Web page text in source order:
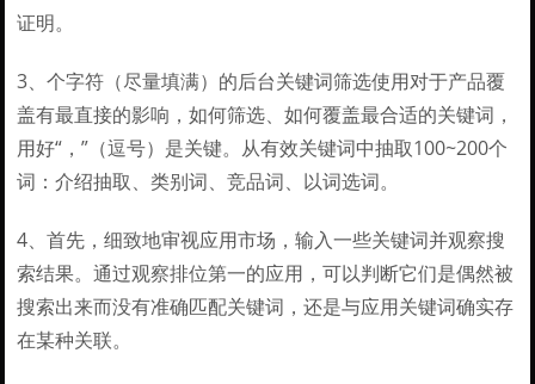
证明。
3、个字符（尽量填满）的后台关键词筛选使用对于产品覆
盖有最直接的影响，如何筛选、如何覆盖最合适的关键词，
用好“，”（逗号）是关键。从有效关键词中抽取100~200个
词：介绍抽取、类别词、竞品词、以词选词。
4、首先，细致地审视应用市场，输入一些关键词并观察搜
索结果。通过观察排位第一的应用，可以判断它们是偶然被
搜索出来而没有准确匹配关键词，还是与应用关键词确实存
在某种关联。